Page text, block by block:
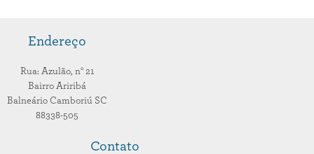
Endereço
Rua: Azulão, n° 21
Bairro Ariribá
Balneário Camboriú SC
88338-505
Contato